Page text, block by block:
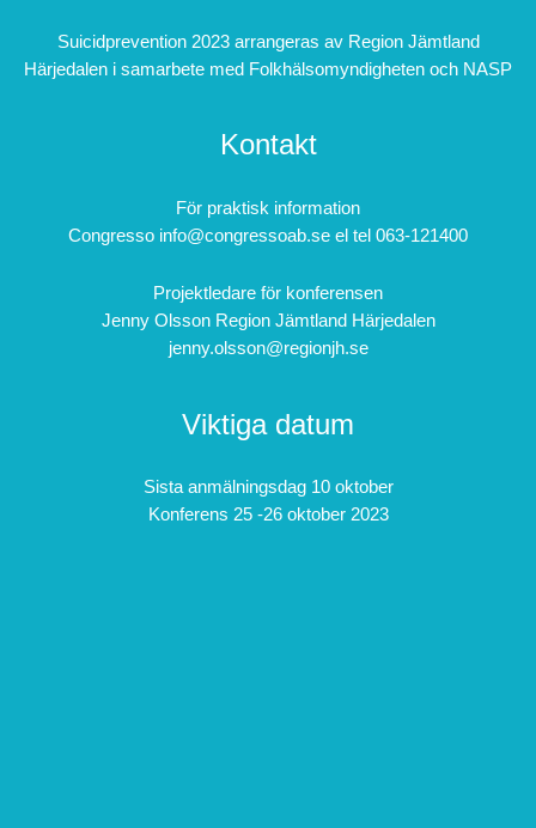
Suicidprevention 2023 arrangeras av Region Jämtland
Härjedalen i samarbete med Folkhälsomyndigheten och NASP
Kontakt
För praktisk information
Congresso info@congressoab.se el tel 063-121400
Projektledare för konferensen
Jenny Olsson Region Jämtland Härjedalen
jenny.olsson@regionjh.se
Viktiga datum
Sista anmälningsdag 10 oktober
Konferens 25 -26 oktober 2023